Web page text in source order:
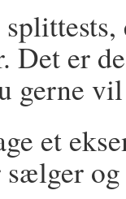
Det er
gerne
et